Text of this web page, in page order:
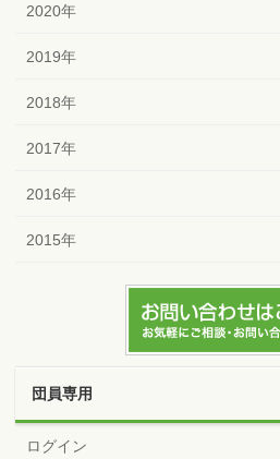
2020年
2019年
2018年
2017年
2016年
2015年
団員専用
ログイン